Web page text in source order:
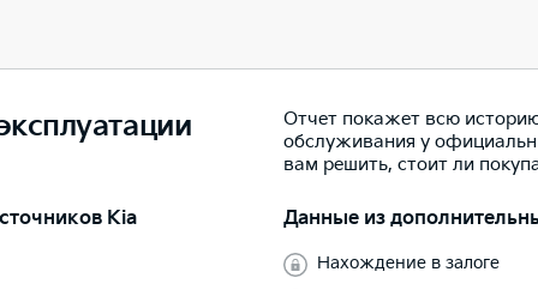
Отчет покажет всю
обслуживания у
вам решить, стоит ли
Kia Данные из
Нахождение в залоге